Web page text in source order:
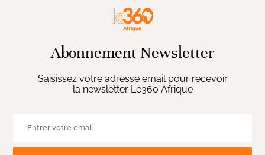
Abonnement Newsletter
Saisissez votre adresse email pour recevoir
la newsletter Le360 Afrique